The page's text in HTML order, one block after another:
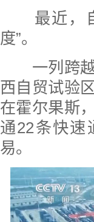
最近，自
度”。
一列跨越
西自贸试验
在霍尔果斯
通22条快速
易。